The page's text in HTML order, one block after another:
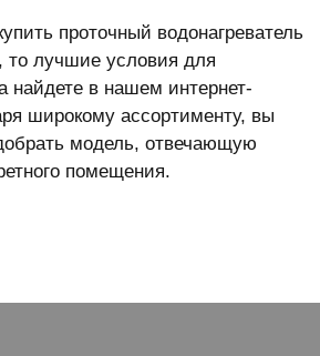
проточный водонагреватель
то лучшие условия для
найдете в нашем интернет-
широкому ассортименту, вы
модель, отвечающую
помещения.